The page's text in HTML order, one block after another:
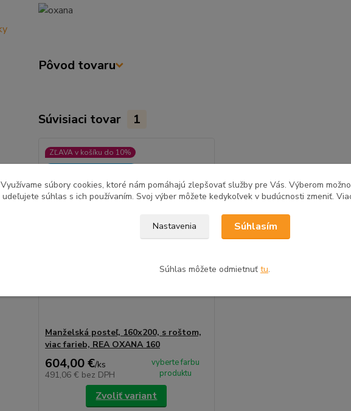
Pôvod tovaru
Súvisiaci tovar 1
ZĽAVA v košíku do 10%
Manželská posteľ, 160x200, s roštom,
viac farieb, REA OXANA 160
604,00 €/ks
491,06 € bez DPH
vyberte farbu
produktu
Zvoliť variant
Využívame súbory cookies, ktoré nám pomáhajú zlepšovať služby pre Vás. Výberom
udeľujete súhlas s ich používaním. Svoj výber môžete kedykoľvek v budúcnosti zmeniť.
Nastavenia Súhlasím
Súhlas môžete odmietnuť tu.